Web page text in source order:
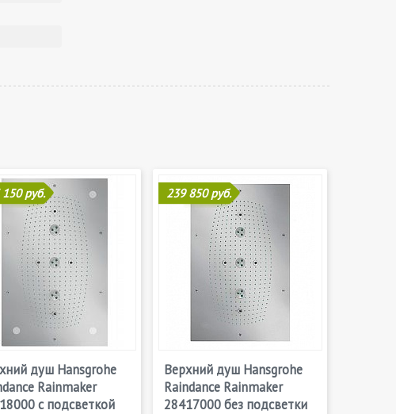
руб.
душ Hansgrohe
Rainmaker
с подсветкой
239 850 руб.
Верхний душ Hansgrohe
Raindance Rainmaker
28417000 без подсветки